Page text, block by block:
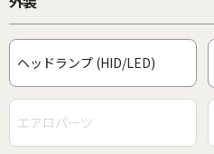
ヘッドランプ (HID/LED)
エアロパーツ